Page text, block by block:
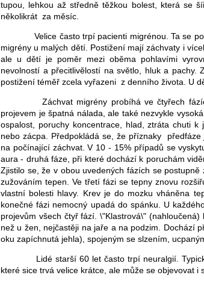
tupou, lehkou až středně těžkou bolest, která se
několikrát za měsíc.
Velice často trpí pacienti migrénou. Ta se
migrény u malých dětí. Postižení mají záchvaty i
ale u dětí je poměr mezi oběma pohlavími
nevolností a přecitlivělostí na světlo, hluk a pachy.
postižení téměř zcela vyřazeni z denního života. U
Záchvat migrény probíhá ve čtyřech
projevem je špatná nálada, ale také nezvykle
ospalost, poruchy koncentrace, hlad, ztráta chuti
nebo zácpa. Předpokládá se, že příznaky
na počínající záchvat. V 10 - 15% případů se
aura - druhá fáze, při které dochází k poruchám
Zjistilo se, že v obou uvedených fázích se
zužováním tepen. Ve třetí fázi se tepny znovu
vlastní bolesti hlavy. Krev je do mozku vháněna
konečné fázi nemocný upadá do spánku. U
projevům všech čtyř fází. \"Klastrová\"
než u žen, nejčastěji na jaře a na podzim. Dochází
oku zapíchnutá jehla), spojeným se slzením,
Lidé starší 60 let často trpí neuralgií.
které sice trvá velice krátce, ale může se objevovat i